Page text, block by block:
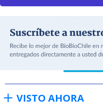
VISTO AHORA